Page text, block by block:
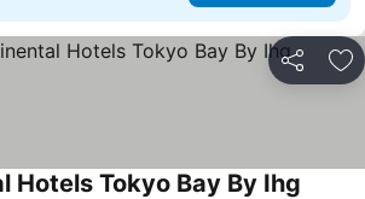
Compartir
Hotels Tokyo Bay By Ihg